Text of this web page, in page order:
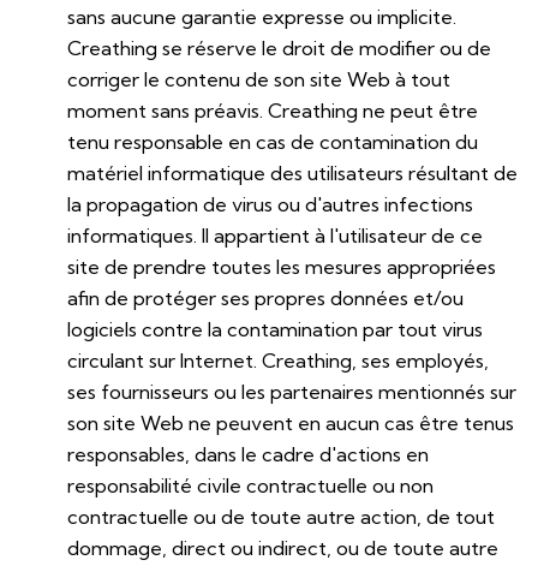
sans aucune garantie expresse ou implicite.
Creathing se réserve le droit de modifier ou de
corriger le contenu de son site Web à tout
moment sans préavis. Creathing ne peut être
tenu responsable en cas de contamination du
matériel informatique des utilisateurs résultant de
la propagation de virus ou d'autres infections
informatiques. Il appartient à l'utilisateur de ce
site de prendre toutes les mesures appropriées
afin de protéger ses propres données et/ou
logiciels contre la contamination par tout virus
circulant sur Internet. Creathing, ses employés,
ses fournisseurs ou les partenaires mentionnés sur
son site Web ne peuvent en aucun cas être tenus
responsables, dans le cadre d'actions en
responsabilité civile contractuelle ou non
contractuelle ou de toute autre action, de tout
dommage, direct ou indirect, ou de toute autre